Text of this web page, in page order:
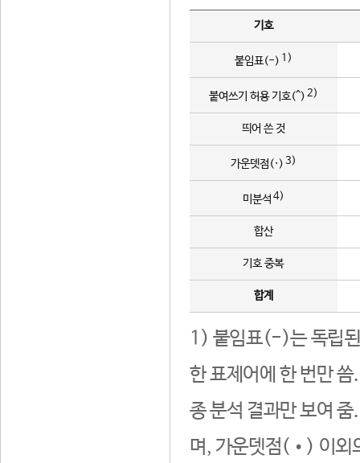
기호
붙임표(-) 1)
붙여쓰기 허용 기호(^) 2)
띄어 쓴 것
가운뎃점(·) 3)
미분석 4)
합산
기호 중복
합계
1) 붙임표(-)는 독립된
한 표제어에 한 번만
종 분석 결과만 보여
며, 가운뎃점(•) 이외